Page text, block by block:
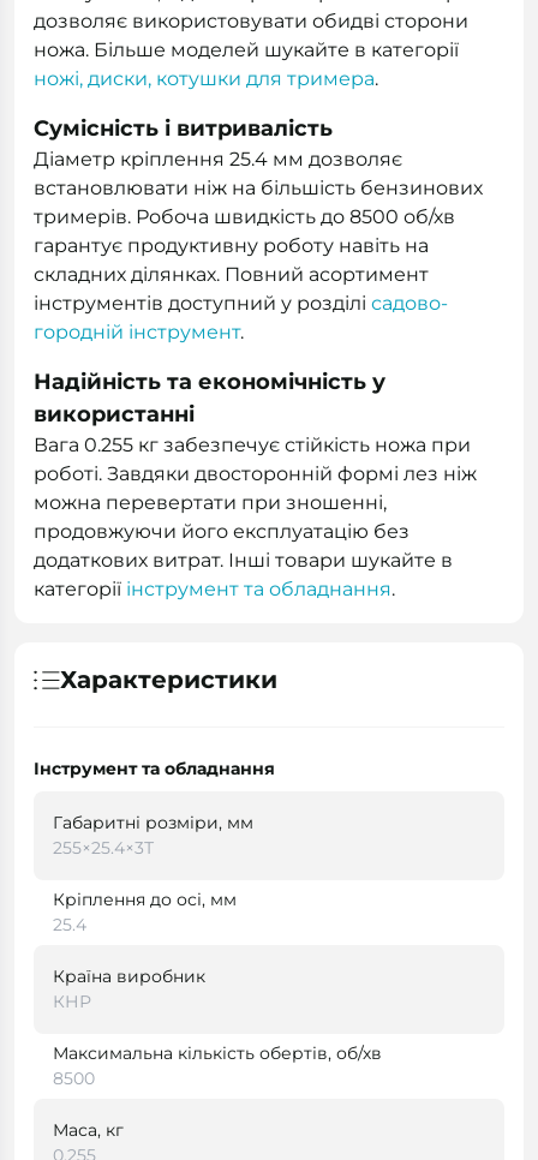
дозволяє використовувати обидві сторони
ножа. Більше моделей шукайте в категорії
ножі, диски, котушки для тримера.
Сумісність і витривалість
Діаметр кріплення 25.4 мм дозволяє
встановлювати ніж на більшість бензинових
тримерів. Робоча швидкість до 8500 об/хв
гарантує продуктивну роботу навіть на
складних ділянках. Повний асортимент
інструментів доступний у розділі садово-
городній інструмент.
Надійність та економічність у
використанні
Вага 0.255 кг забезпечує стійкість ножа при
роботі. Завдяки двосторонній формі лез ніж
можна перевертати при зношенні,
продовжуючи його експлуатацію без
додаткових витрат. Інші товари шукайте в
категорії інструмент та обладнання.
Характеристики
Інструмент та обладнання
Габаритні розміри, мм
255×25.4×3Т
Кріплення до осі, мм
25.4
Країна виробник
КНР
Максимальна кількість обертів, об/хв
8500
Маса, кг
0.255